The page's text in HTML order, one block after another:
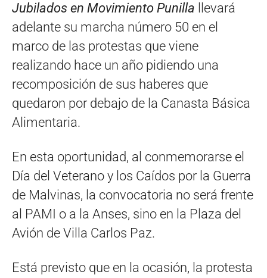
Jubilados en Movimiento Punilla llevará
adelante su marcha número 50 en el
marco de las protestas que viene
realizando hace un año pidiendo una
recomposición de sus haberes que
quedaron por debajo de la Canasta Básica
Alimentaria.
En esta oportunidad, al conmemorarse el
Día del Veterano y los Caídos por la Guerra
de Malvinas, la convocatoria no será frente
al PAMI o a la Anses, sino en la Plaza del
Avión de Villa Carlos Paz.
Está previsto que en la ocasión, la protesta